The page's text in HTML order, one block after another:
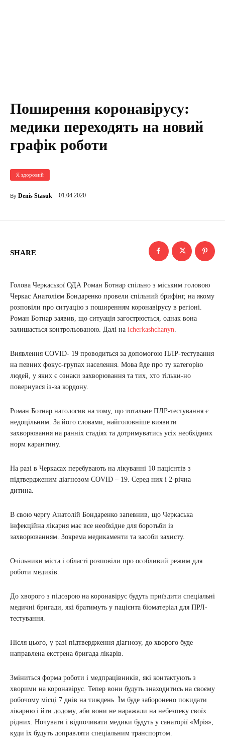
Поширення коронавірусу:
медики переходять на новий
графік роботи
Я здоровий
By Denis Stasuk 01.04.2020
SHARE
Голова Черкаської ОДА Роман Ботнар спільно з міським головою
Черкас Анатолієм Бондаренко провели спільний брифінг, на якому
розповіли про ситуацію з поширенням коронавірусу в регіоні.
Роман Ботнар заявив, що ситуація загострюється, однак вона
залишається контрольованою. Далі на icherkashchanyn
Виявлення COVID- 19 проводиться за допомогою ПЛР-тестування
на певних фокус-групах населення. Мова йде про ту категорію
людей, у яких є ознаки захворювання та тих, хто тільки-но
повернувся із-за кордону.
Роман Ботнар наголосив на тому, що тотальне ПЛР-тестування є
недоцільним. За його словами, найголовніше виявити
захворювання на ранніх стадіях та дотримуватись усіх необхідних
норм карантину.
На разі в Черкасах перебувають на лікуванні 10 пацієнтів з
підтвердженим діагнозом COVID – 19. Серед них і 2-річна
дитина.
В свою чергу Анатолій Бондаренко запевнив, що Черкаська
інфекційна лікарня має все необхідне для боротьби із
захворюванням. Зокрема медикаменти та засоби захисту.
Очільники міста і області розповіли про особливий режим для
роботи медиків.
До хворого з підозрою на коронавірус будуть приїздити спеціальні
медичні бригади, які братимуть у пацієнта біоматеріал для ПРЛ-
тестування.
Після цього, у разі підтвердження діагнозу, до хворого буде
направлена екстрена бригада лікарів.
Зміниться форма роботи і медпрацівників, які контактують з
хворими на коронавірус. Тепер вони будуть знаходитись на своєму
робочому місці 7 днів на тиждень. Їм буде заборонено покидати
лікарню і йти додому, аби вони не наражали на небезпеку своїх
рідних. Ночувати і відпочивати медики будуть у санаторії «Мрія»,
куди їх будуть доправляти спеціальним транспортом.